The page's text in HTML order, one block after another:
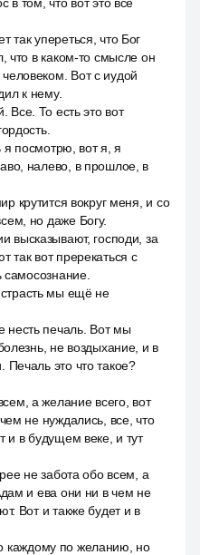
так упереться, что Бог
что в каком-то смысле он
Вот с иудой
к нему.
Все. То есть это вот
я посмотрю, вот я, я
налево, в прошлое, в
крутится вокруг меня, и со
но даже Богу.
высказывают, господи, за
так вот пререкаться с
самосознание.
мы ещё не
несть печаль. Вот мы
не воздыхание, и в
это что такое?
а желание всего, вот
не нуждались, все, что
и в будущем веке, и тут
не забота обо всем, а
и ева они ни в чем не
Вот и также будет и в
каждому по желанию, но